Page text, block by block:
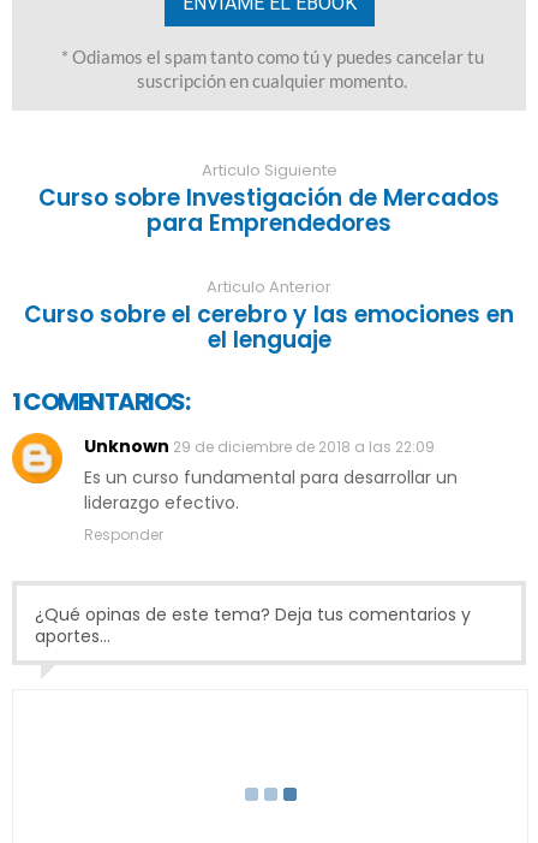
Articulo Siguiente
Curso sobre Investigación de Mercados
para Emprendedores
Articulo Anterior
Curso sobre el cerebro y las emociones en
el lenguaje
1 COMENTARIOS:
Unknown 29 de diciembre de 2018 a las 22:09
Es un curso fundamental para desarrollar un
liderazgo efectivo.
Responder
¿Qué opinas de este tema? Deja tus comentarios y
aportes...